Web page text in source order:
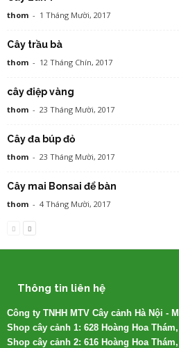
thom - 1 Tháng Mười, 2017
Cây trầu bà
thom - 12 Tháng Chín, 2017
cây điệp vàng
thom - 23 Tháng Mười, 2017
Cây đa búp đỏ
thom - 23 Tháng Mười, 2017
Cây mai Bonsai để bàn
thom - 4 Tháng Mười, 2017
Thông tin liên hệ
Công ty TNHH MTV Cây cảnh Hà Nội -
Shop cây cảnh 1: 628 Hoàng Hoa
Shop cây cảnh 2: 616 Hoàng Hoa